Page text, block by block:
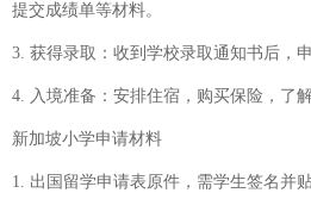
提交成绩单等材料。
3. 获得录取：收到学校录取通知书后，
4. 入境准备：安排住宿，购买保险，了
新加坡小学申请材料
1. 出国留学申请表原件，需学生签名并贴